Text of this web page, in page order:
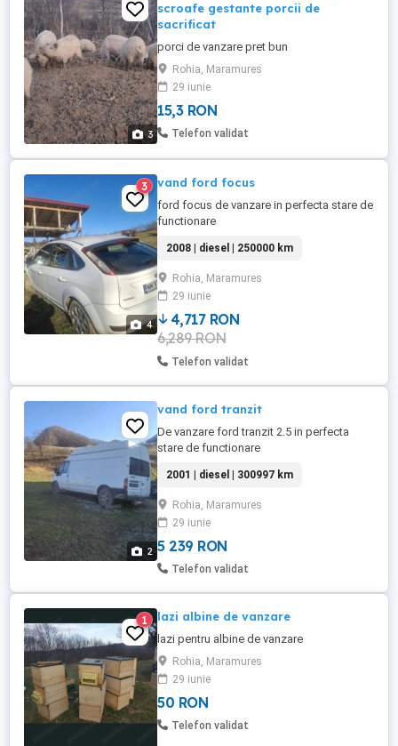
3
scroafe gestante porcii de
sacrificat
porci de vanzare pret bun
Rohia, Maramures
29 iunie
15,3 RON
Telefon validat
4
3 vand ford focus
ford focus de vanzare in perfecta stare de
functionare
2008 | diesel | 250000 km
Rohia, Maramures
29 iunie
4,717 RON
6,289 RON
Telefon validat
2
vand ford tranzit
De vanzare ford tranzit 2.5 in perfecta
stare de functionare
2001 | diesel | 300997 km
Rohia, Maramures
29 iunie
5 239 RON
Telefon validat
1 lazi albine de vanzare
lazi pentru albine de vanzare
Rohia, Maramures
29 iunie
50 RON
Telefon validat